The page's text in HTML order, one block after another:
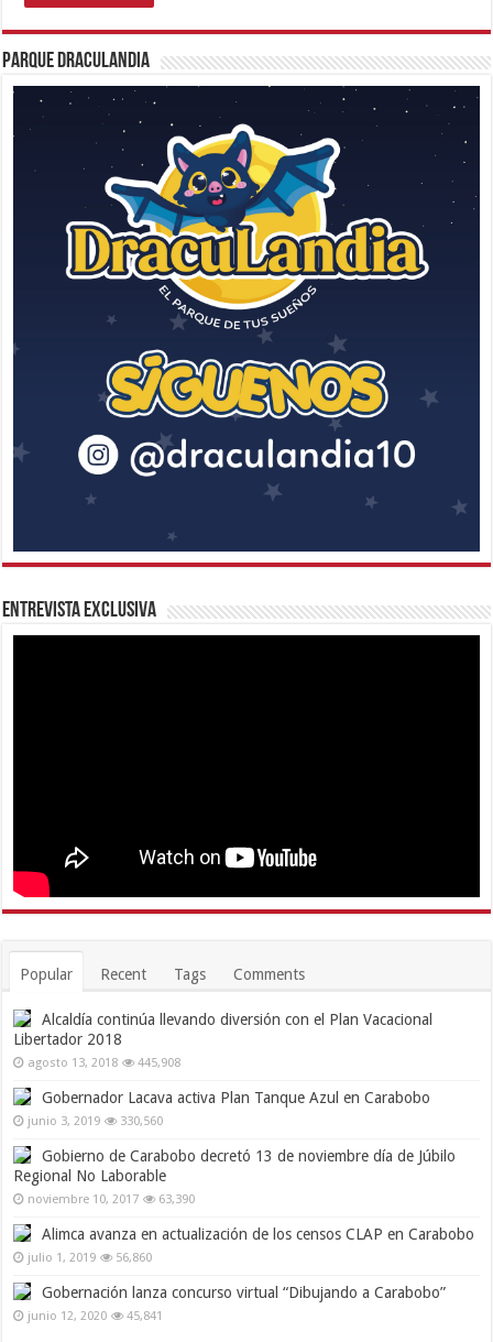
Parque Draculandia
Entrevista Exclusiva
Popular Recent Tags Comments
Alcaldía continúa llevando diversión con el Plan Vacacional
Libertador 2018
agosto 13, 2018 445,908
Gobernador Lacava activa Plan Tanque Azul en Carabobo
junio 3, 2019 330,560
Gobierno de Carabobo decretó 13 de noviembre día de Júbilo
Regional No Laborable
noviembre 10, 2017 63,390
Alimca avanza en actualización de los censos CLAP en Carabobo
julio 1, 2019 56,860
Gobernación lanza concurso virtual “Dibujando a Carabobo”
junio 12, 2020 45,841